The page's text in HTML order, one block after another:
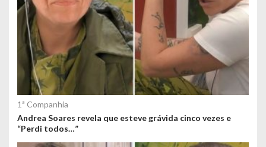
s
1ª Companhia
Andrea Soares revela que esteve grávida cinco vezes e
“Perdi todos…”